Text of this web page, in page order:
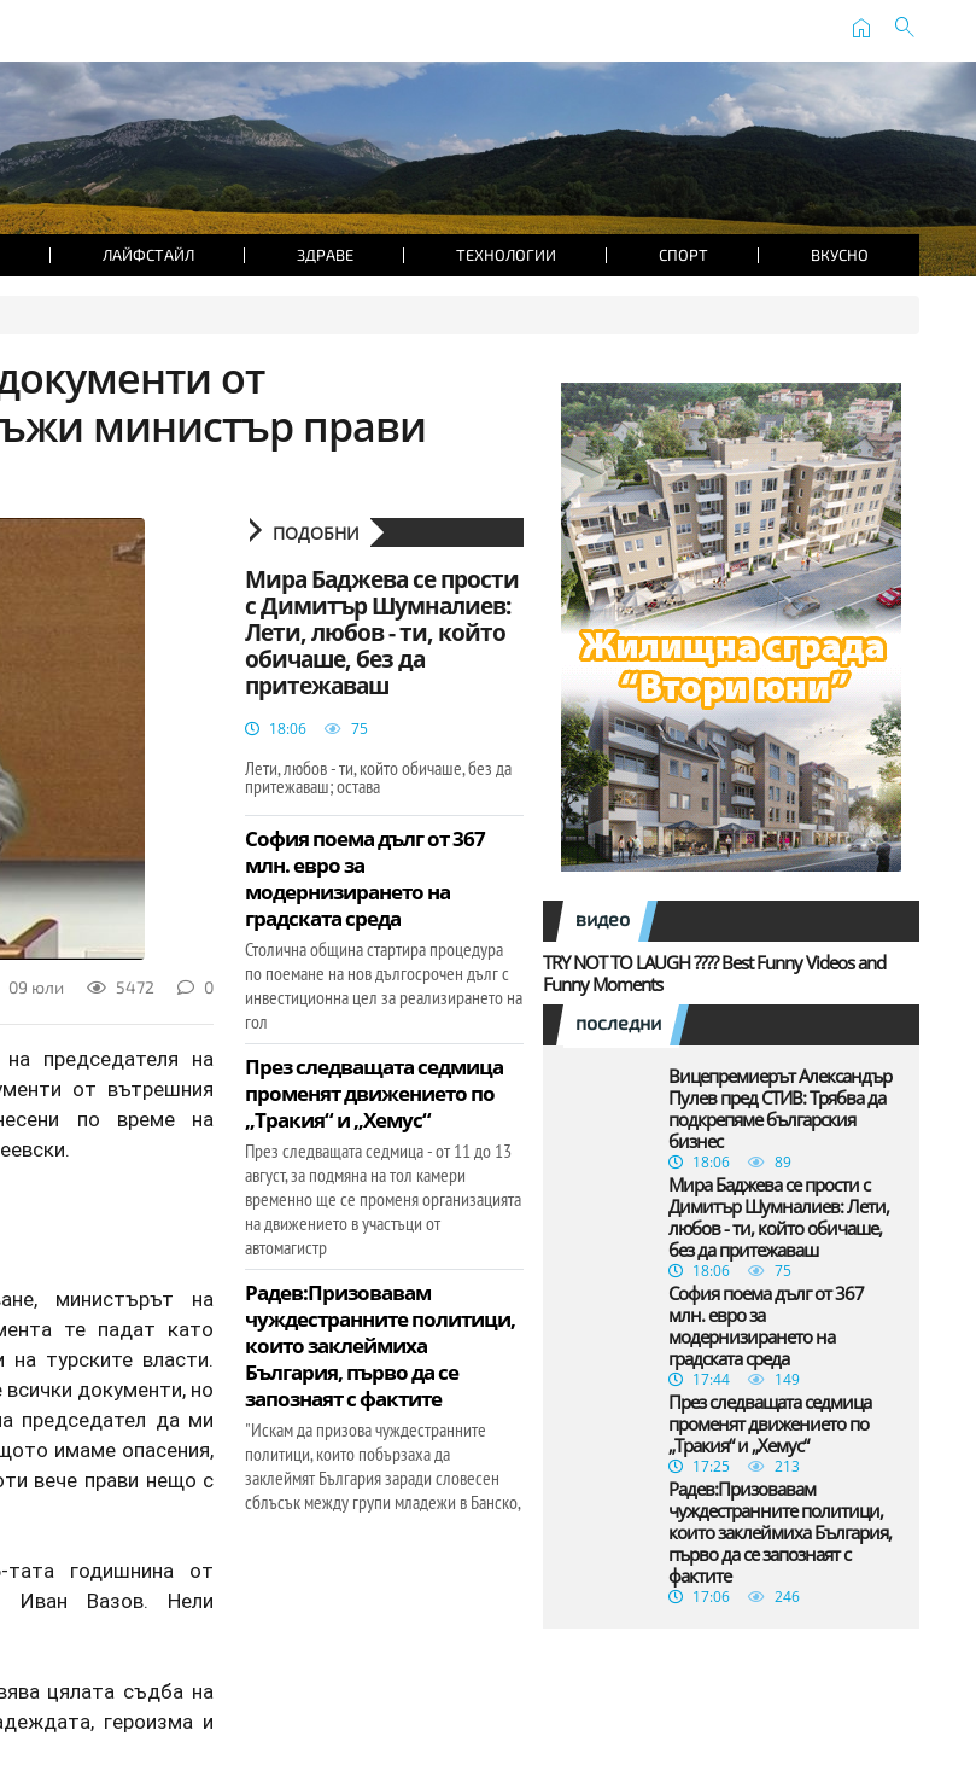
home search
ЛАЙФСТАЙЛ ЗДРАВЕ ТЕХНОЛОГИИ СПОРТ ВКУСНО
от
министър прави
09 юли 5472 0
председателя на
от вътрешния
по време на
министърът на
те падат като
турските власти.
документи, но
председател да ми
имаме опасения,
вече прави нещо с
тата годишнина от
Иван Вазов. Нели
цялата съдба на
героизма и
ПОДОБНИ
Мира Баджева се прости
с Димитър Шумналиев:
Лети, любов - ти, който
обичаше, без да
притежаваш
18:06 75
Лети, любов - ти, който обичаше, без да
притежаваш; остава
София поема дълг от 367
млн. евро за
модернизирането на
градската среда
Столична община стартира процедура
по поемане на нов дългосрочен дълг с
инвестиционна цел за реализирането на
гол
През следващата седмица
променят движението по
„Тракия“ и „Хемус“
През следващата седмица - от 11 до 13
август, за подмяна на тол камери
временно ще се променя организацията
на движението в участъци от
автомагистр
Радев:Призовавам
чуждестранните политици,
които заклеймиха
България, първо да се
запознаят с фактите
"Искам да призова чуждестранните
политици, които побързаха да
заклеймят България заради словесен
сблъсък между групи младежи в Банско,
видео
TRY NOT TO LAUGH ???? Best Funny Videos and
Funny Moments
последни
Вицепремиерът Александър
Пулев пред СТИВ: Трябва да
подкрепяме българския
бизнес
18:06 89
Мира Баджева се прости с
Димитър Шумналиев: Лети,
любов - ти, който обичаше,
без да притежаваш
18:06 75
София поема дълг от 367
млн. евро за
модернизирането на
градската среда
17:44 149
През следващата седмица
променят движението по
„Тракия“ и „Хемус“
17:25 213
Радев:Призовавам
чуждестранните политици,
които заклеймиха България,
първо да се запознаят с
фактите
17:06 246